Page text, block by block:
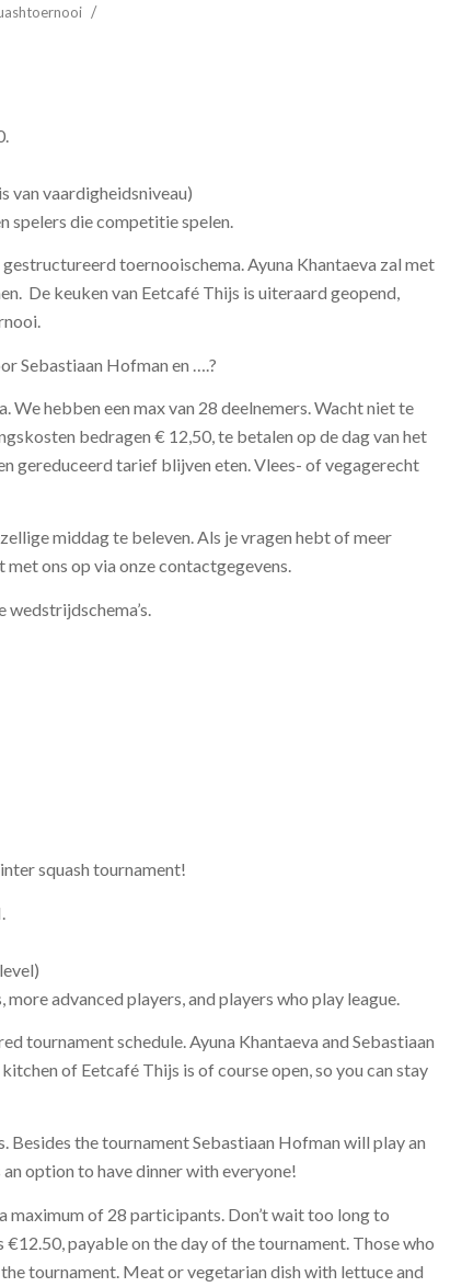
/
van vaardigheidsniveau)
spelers die competitie spelen.
toernooischema. Ayuna Khantaeva zal met
De keuken van Eetcafé Thijs is uiteraard geopend,
Sebastiaan Hofman en ….?
We hebben een max van 28 deelnemers. Wacht niet te
bedragen € 12,50, te betalen op de dag van het
gereduceerd tarief blijven eten. Vlees- of vegagerecht
middag te beleven. Als je vragen hebt of meer
ons op via onze contactgegevens.
squash tournament!
advanced players, and players who play league.
tournament schedule. Ayuna Khantaeva and Sebastiaan
of Eetcafé Thijs is of course open, so you can stay
Besides the tournament Sebastiaan Hofman will play an
option to have dinner with everyone!
maximum of 28 participants. Don’t wait too long to
payable on the day of the tournament. Those who
tournament. Meat or vegetarian dish with lettuce and